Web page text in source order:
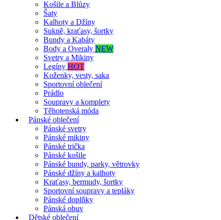
Košile a Blůzy
Šaty
Kalhoty a Džíny
Sukně, kraťasy, šortky
Bundy a Kabáty
Body a Overaly NEW
Svetry a Mikiny
Legíny HOT
Koženky, vesty, saka
Sportovní oblečení
Prádlo
Soupravy a komplety
Těhotenská móda
Pánské oblečení
Pánské svetry
Pánské mikiny
Pánské trička
Pánské košile
Pánské bundy, parky, větrovky
Pánské džíny a kalhoty
Kraťasy, bermudy, šortky
Sportovní soupravy a tepláky
Pánské doplňky
Pánská obuv
Dětské oblečení